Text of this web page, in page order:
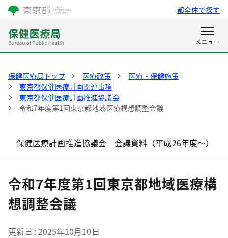
都全体で探す
保健医療局トップ 医療政策
医療・保健施策
東京都保健医療計画関連事項
東京都保健医療計画推進協議会
令和7年度第1回東京都地域医療構想調整会議
保健医療計画推進協議会 会議資料（平成26年度～）
令和7年度第1回東京都地域医療構
想調整会議
更新日 2025年10月10日